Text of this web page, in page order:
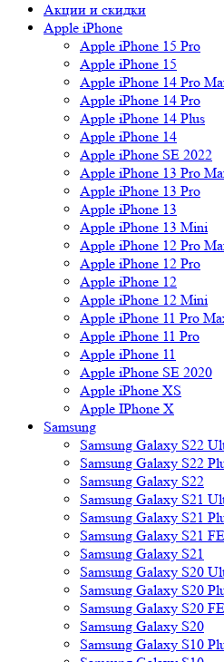
Акции и скидки
Apple iPhone
Apple iPhone 15 Pro
Apple iPhone 15
Apple iPhone 14 Pro
Apple iPhone 14 Pro
Apple iPhone 14 Plus
Apple iPhone 14
Apple iPhone SE 2022
Apple iPhone 13 Pro
Apple iPhone 13 Pro
Apple iPhone 13
Apple iPhone 13 Mini
Apple iPhone 12 Pro
Apple iPhone 12 Pro
Apple iPhone 12
Apple iPhone 12 Mini
Apple iPhone 11 Pro
Apple iPhone 11 Pro
Apple iPhone 11
Apple iPhone SE 2020
Apple iPhone XS
Apple IPhone X
Samsung
Samsung Galaxy S22
Samsung Galaxy S22
Samsung Galaxy S22
Samsung Galaxy S21
Samsung Galaxy S21
Samsung Galaxy S21 FE
Samsung Galaxy S21
Samsung Galaxy S20
Samsung Galaxy S20
Samsung Galaxy S20 FE
Samsung Galaxy S20
Samsung Galaxy S10